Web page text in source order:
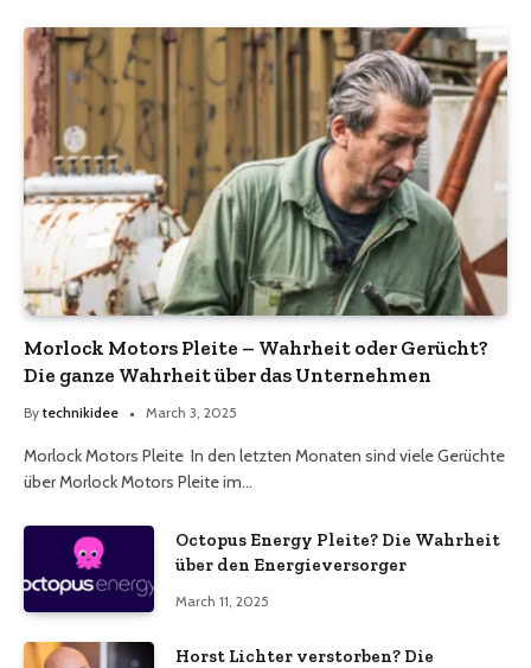
Morlock Motors Pleite – Wahrheit oder Gerücht?
Die ganze Wahrheit über das Unternehmen
By technikidee March 3, 2025
Morlock Motors Pleite In den letzten Monaten sind viele Gerüchte
über Morlock Motors Pleite im…
Octopus Energy Pleite? Die Wahrheit
über den Energieversorger
March 11, 2025
Horst Lichter verstorben? Die